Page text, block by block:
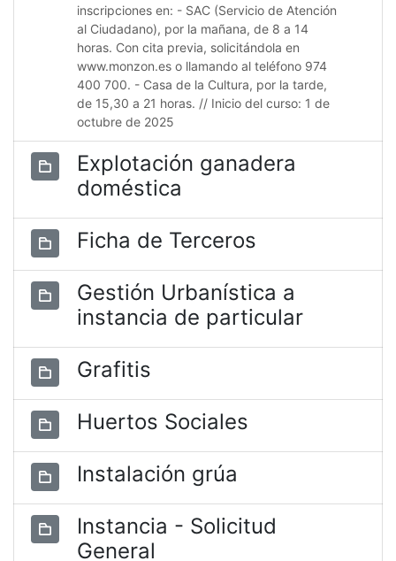
inscripciones en: - SAC (Servicio de Atención
al Ciudadano), por la mañana, de 8 a 14
horas. Con cita previa, solicitándola en
www.monzon.es o llamando al teléfono 974
400 700. - Casa de la Cultura, por la tarde,
de 15,30 a 21 horas. // Inicio del curso: 1 de
octubre de 2025
Explotación ganadera
doméstica
Ficha de Terceros
Gestión Urbanística a
instancia de particular
Grafitis
Huertos Sociales
Instalación grúa
Instancia - Solicitud
General